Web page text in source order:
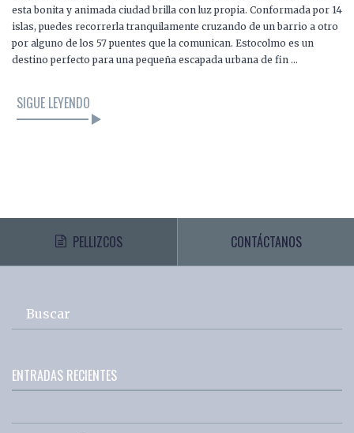
esta bonita y animada ciudad brilla con luz propia. Conformada por 14
islas, puedes recorrerla tranquilamente cruzando de un barrio a otro
por alguno de los 57 puentes que la comunican. Estocolmo es un
destino perfecto para una pequeña escapada urbana de fin …
SIGUE LEYENDO
PELLIZCOS CONTÁCTANOS
Buscar
ENTRADAS RECIENTES